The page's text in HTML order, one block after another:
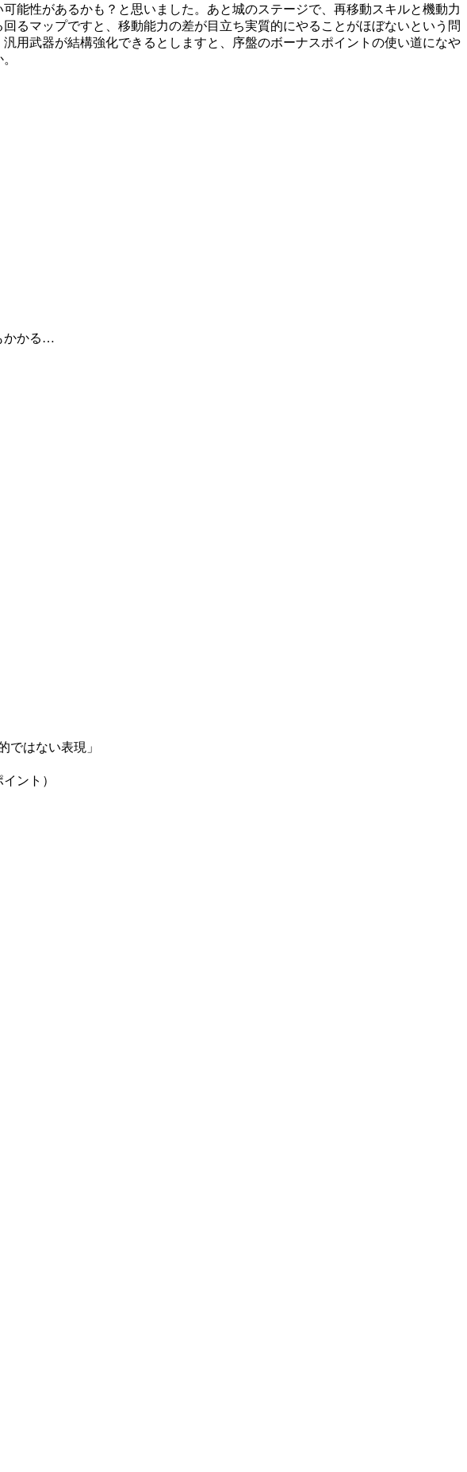
能性があるかも？と思いました。あと城のステージで、再移動スキルと機動力
るマップですと、移動能力の差が目立ち実質的にやることがほぼないという問
用武器が結構強化できるとしますと、序盤のボーナスポイントの使い道になや
かかる…
ではない表現」
ント）